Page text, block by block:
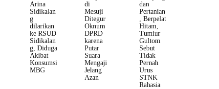
Arina
Sidikalan
g
dilarikan
ke RSUD
Sidikalan
g, Diduga
Akibat
Konsumsi
MBG
di
Mesuji
Ditegur
Oknum
DPRD
karena
Putar
Suara
Mengaji
Jelang
Azan
dan
Pertanian
, Berpelat
Hitam,
Tumiur
Gultom
Sebut
Tidak
Pernah
Urus
STNK
Rahasia